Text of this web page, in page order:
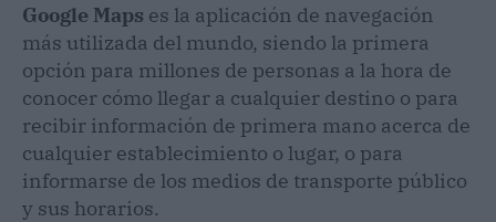
Google Maps es la aplicación de navegación
más utilizada del mundo, siendo la primera
opción para millones de personas a la hora de
conocer cómo llegar a cualquier destino o para
recibir información de primera mano acerca de
cualquier establecimiento o lugar, o para
informarse de los medios de transporte público
y sus horarios.